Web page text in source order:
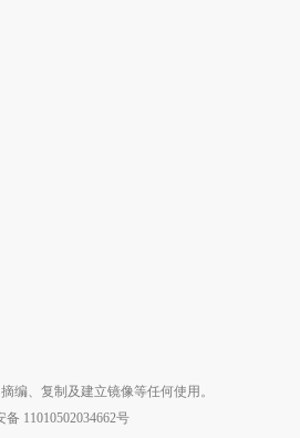
编、复制及建立镜像等任何使用。
备 11010502034662号